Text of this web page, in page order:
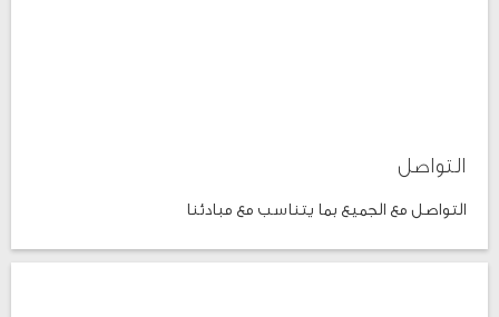
التواصل
التواصل مع الجميع بما يتناسب مع مبادئنا